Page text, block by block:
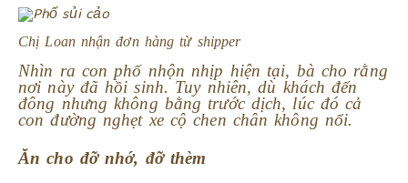
Chị Loan nhận đơn hàng từ shipper
Nhìn ra con phố nhộn nhịp hiện tại, bà cho rằng
nơi này đã hồi sinh. Tuy nhiên, dù khách đến
đông nhưng không bằng trước dịch, lúc đó cả
con đường nghẹt xe cộ chen chân không nổi.
Ăn cho đỡ nhớ, đỡ thèm